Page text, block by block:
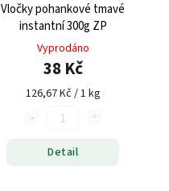
Vločky pohankové tmavé
instantní 300g ZP
Vyprodáno
38 Kč
126,67 Kč / 1 kg
Detail